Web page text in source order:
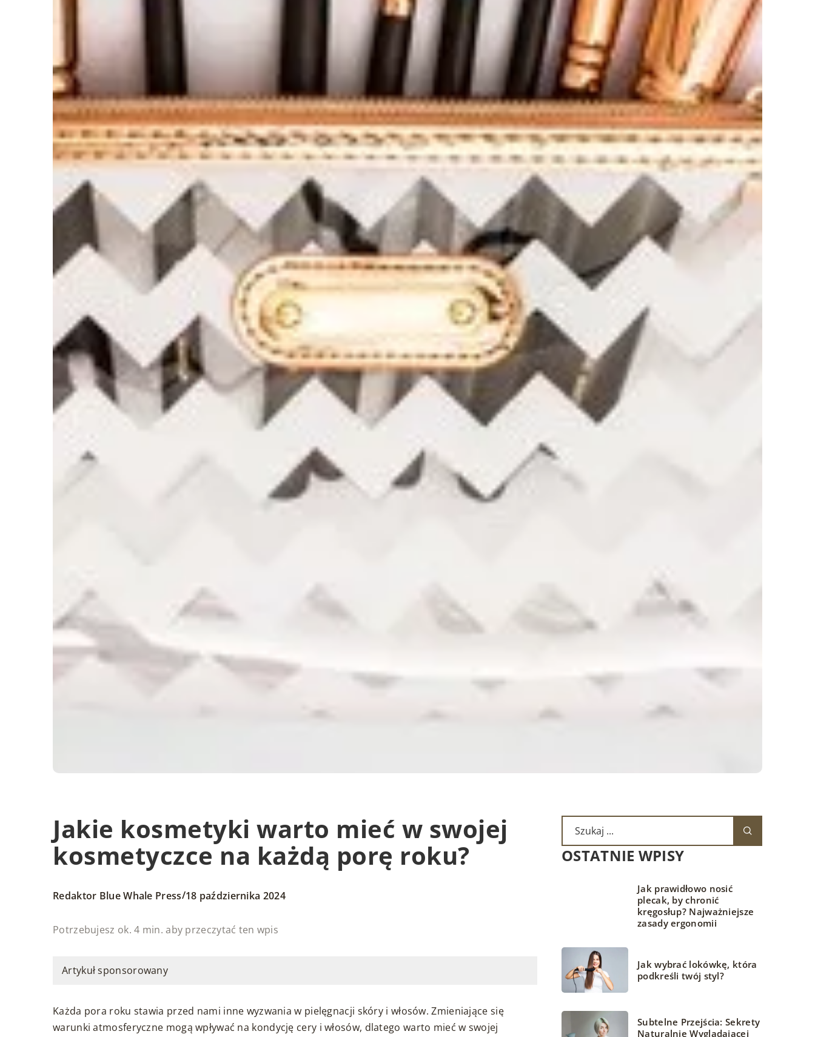
Jakie kosmetyki warto mieć w swojej
kosmetyczce na każdą porę roku?
Redaktor Blue Whale Press/18 października 2024
Potrzebujesz ok. 4 min. aby przeczytać ten wpis
Artykuł sponsorowany
Każda pora roku stawia przed nami inne wyzwania w pielęgnacji skóry i włosów. Zmieniające się
warunki atmosferyczne mogą wpływać na kondycję cery i włosów, dlatego warto mieć w swojej
OSTATNIE WPISY
Jak prawidłowo nosić
plecak, by chronić
kręgosłup? Najważniejsze
zasady ergonomii
Jak wybrać lokówkę, która
podkreśli twój styl?
Subtelne Przejścia: Sekrety
Naturalnie Wyglądającej